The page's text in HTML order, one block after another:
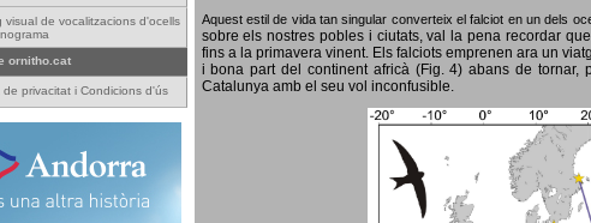
visual de vocalitzacions d'ocells
ornitho.cat
de privacitat i Condicions d'ús
Aquest estil de vida tan singular converteix el falciot en un dels
sobre els nostres pobles i ciutats, val la pena recordar
fins a la primavera vinent. Els falciots emprenen ara un
i bona part del continent africà (Fig. 4) abans de
Catalunya amb el seu vol inconfusible.